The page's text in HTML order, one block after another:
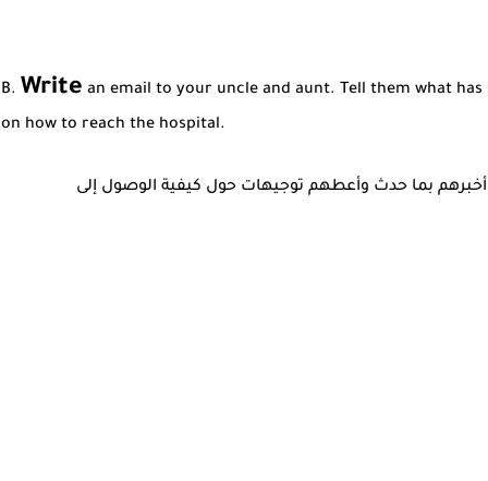
B. Write an email to your uncle and aunt. Tell them what
on how to reach the hospital.
أخبرهم بما حدث وأعطهم توجيهات حول كيفية الوصول إلى